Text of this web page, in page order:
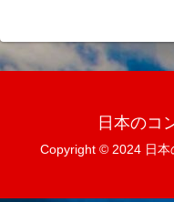
日本のコ
Copyright © 2024 日本